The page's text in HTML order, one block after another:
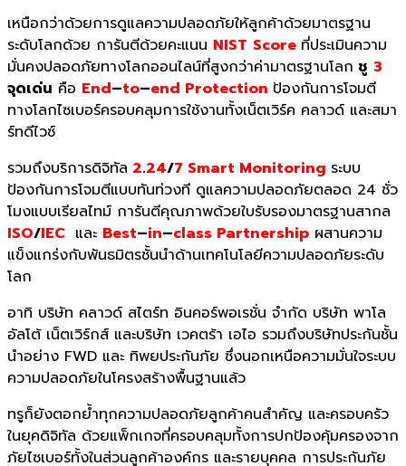
เหนือกว่าด้วยการดูแลความปลอดภัยให้ลูกค้าด้วยมาตรฐาน
ระดับโลกด้วย การันตีด้วยคะแนน NIST Score ที่ประเมินความ
มั่นคงปลอดภัยทางโลกออนไลน์ที่สูงกว่าค่ามาตรฐานโลก ชู 3
จุดเด่น คือ End–to–end Protection ป้องกันการโจมตี
ทางโลกไซเบอร์ครอบคลุมการใช้งานทั้งเน็ตเวิร์ค คลาวด์ และสมา
ร์ทดีไวซ์
รวมถึงบริการดิจิทัล 2.24/7 Smart Monitoring ระบบ
ป้องกันการโจมตีแบบทันท่วงที ดูแลความปลอดภัยตลอด 24 ชั่ว
โมงแบบเรียลไทม์ การันตีคุณภาพด้วยใบรับรองมาตรฐานสากล
ISO/IEC และ Best–in–class Partnership ผสานความ
แข็งแกร่งกับพันธมิตรชั้นนำด้านเทคโนโลยีความปลอดภัยระดับ
โลก
อาทิ บริษัท คลาวด์ สไตร์ท อินคอร์พอเรชั่น จำกัด บริษัท พาโล
อัลโต้ เน็ตเวิร์กส์ และบริษัท เวคตร้า เอไอ รวมถึงบริษัทประกันชั้น
นำอย่าง FWD และ ทิพยประกันภัย ซึ่งนอกเหนือความมั่นใจระบบ
ความปลอดภัยในโครงสร้างพื้นฐานแล้ว
ทรูก็ยังตอกย้ำทุกความปลอดภัยลูกค้าคนสำคัญ และครอบครัว
ในยุคดิจิทัล ด้วยแพ็กเกจที่ครอบคลุมทั้งการปกป้องคุ้มครองจาก
ภัยไซเบอร์ทั้งในส่วนลูกค้าองค์กร และรายบุคคล การประกันภัย